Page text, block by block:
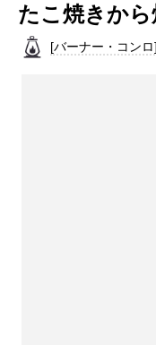
たこ焼きか
[バーナー・コン